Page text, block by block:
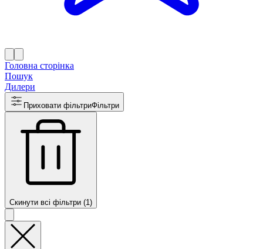
Головна сторінка
Пошук
Дилери
Приховати фільтриФільтри
Скинути всі фільтри (1)